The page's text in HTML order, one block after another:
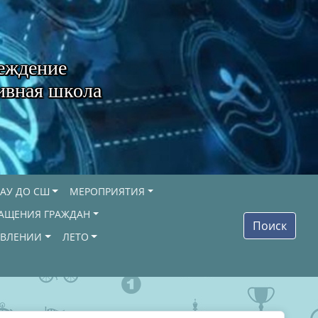
школа
ДО СШ
МЕРОПРИЯТИЯ
ГРАЖДАН
ЛЕТО
Поиск